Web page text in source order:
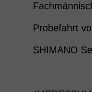
Probefahrt
SHIMANO